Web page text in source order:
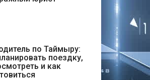
по Таймыру:
поездку,
и как